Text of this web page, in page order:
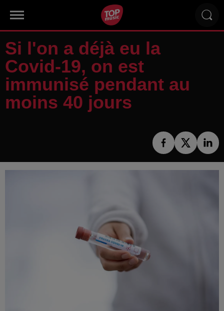
Si l'on a déjà eu la
Covid-19, on est
immunisé pendant au
moins 40 jours